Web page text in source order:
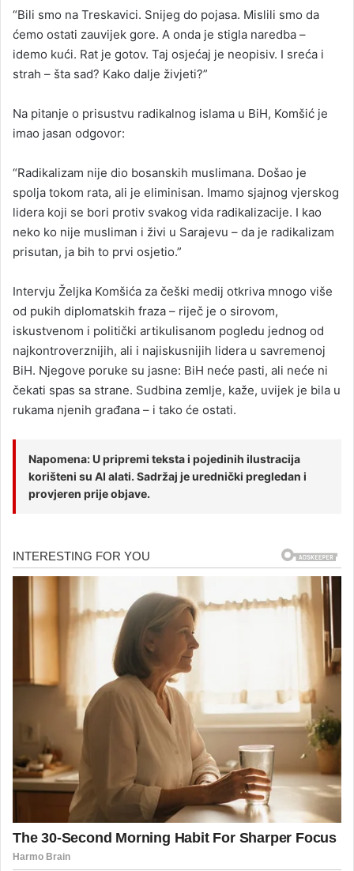
“Bili smo na Treskavici. Snijeg do pojasa. Mislili smo da
ćemo ostati zauvijek gore. A onda je stigla naredba –
idemo kući. Rat je gotov. Taj osjećaj je neopisiv. I sreća i
strah – šta sad? Kako dalje živjeti?”
Na pitanje o prisustvu radikalnog islama u BiH, Komšić je
imao jasan odgovor:
“Radikalizam nije dio bosanskih muslimana. Došao je
spolja tokom rata, ali je eliminisan. Imamo sjajnog vjerskog
lidera koji se bori protiv svakog vida radikalizacije. I kao
neko ko nije musliman i živi u Sarajevu – da je radikalizam
prisutan, ja bih to prvi osjetio.”
Intervju Željka Komšića za češki medij otkriva mnogo više
od pukih diplomatskih fraza – riječ je o sirovom,
iskustvenom i politički artikulisanom pogledu jednog od
najkontroverznijih, ali i najiskusnijih lidera u savremenoj
BiH. Njegove poruke su jasne: BiH neće pasti, ali neće ni
čekati spas sa strane. Sudbina zemlje, kaže, uvijek je bila u
rukama njenih građana – i tako će ostati.
Napomena: U pripremi teksta i pojedinih ilustracija
korišteni su AI alati. Sadržaj je urednički pregledan i
provjeren prije objave.